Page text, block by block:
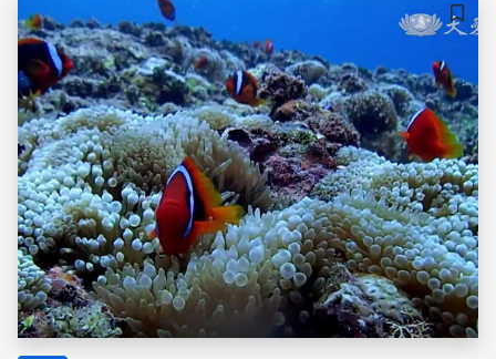
植。此外，汙染防治、立法以及保育觀念的大眾推廣也是不
可或缺的途徑。
儲存